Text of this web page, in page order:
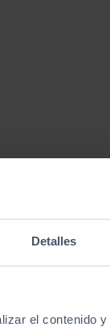
Detalles
el contenido
tu